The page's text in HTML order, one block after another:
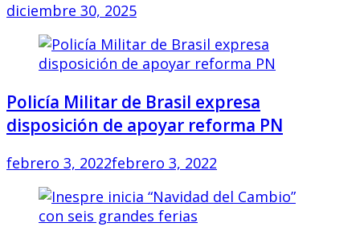
diciembre 30, 2025
Policía Militar de Brasil expresa
disposición de apoyar reforma PN
febrero 3, 2022febrero 3, 2022